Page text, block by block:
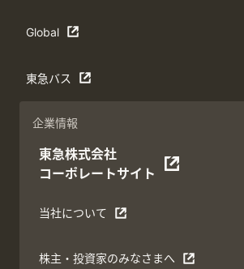
Global
東急バス
企業情報
東急株式会社
コーポレートサイト
当社について
株主・投資家のみなさまへ